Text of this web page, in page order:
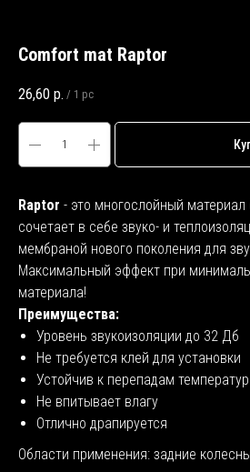
Comfort mat Raptor
26,60 р. / 1 pc
Raptor - это многослойный
сочетает в себе звуко- и
мембраной нового поколения для
Максимальный эффект при
материала!
Преимущества:
Уровень звукоизоляции до 32 Дб
Не требуется клей для установки
Устойчив к перепадам температур
Не впитывает влагу
Отлично драпируется
Области применения: задние